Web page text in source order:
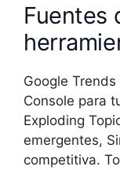
Fuentes
Google
Console para
Exploding
emergentes,
competitiva.